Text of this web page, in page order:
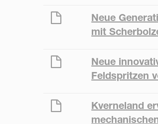
Neue
mit
Neue
Feldspritzen
Kverneland